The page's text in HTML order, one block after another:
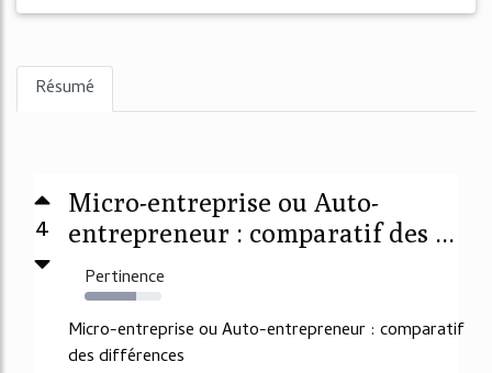
Résumé
4
Micro-entreprise ou Auto-
entrepreneur : comparatif des ...
Pertinence
67%
Micro-entreprise ou Auto-entrepreneur : comparatif
des différences